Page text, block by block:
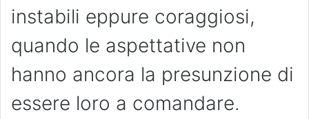
instabili eppure coraggiosi,
quando le aspettative non
hanno ancora la presunzione di
essere loro a comandare.